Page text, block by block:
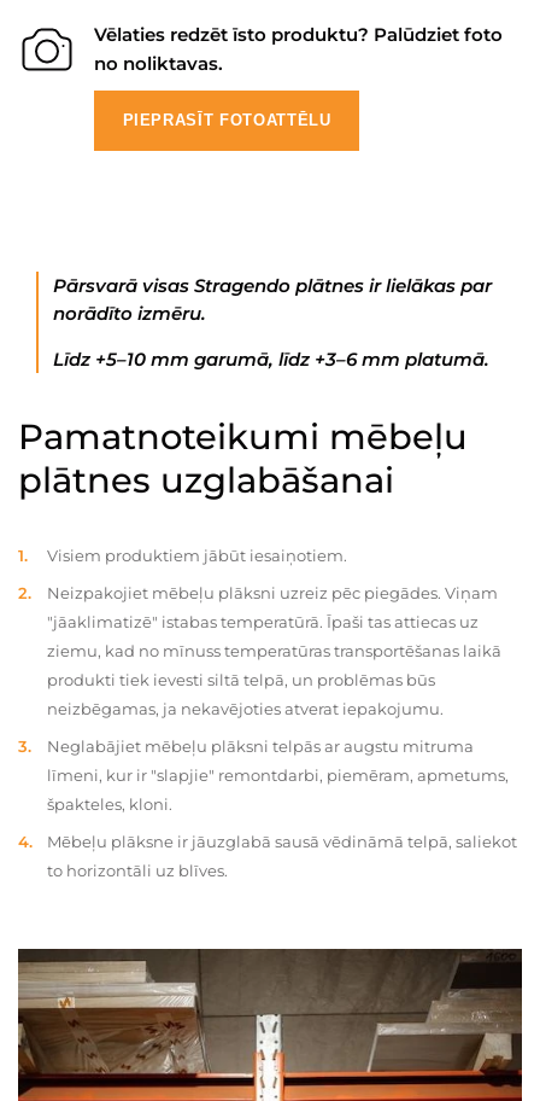
Vēlaties redzēt īsto produktu? Palūdziet foto
no noliktavas.
PIEPRASĪT FOTOATTĒLU
Pārsvarā visas Stragendo plātnes ir lielākas par
norādīto izmēru.
Līdz +5–10 mm garumā, līdz +3–6 mm platumā.
Pamatnoteikumi mēbeļu
plātnes uzglabāšanai
Visiem produktiem jābūt iesaiņotiem.
Neizpakojiet mēbeļu plāksni uzreiz pēc piegādes. Viņam
"jāaklimatizē" istabas temperatūrā. Īpaši tas attiecas uz
ziemu, kad no mīnuss temperatūras transportēšanas laikā
produkti tiek ievesti siltā telpā, un problēmas būs
neizbēgamas, ja nekavējoties atverat iepakojumu.
Neglabājiet mēbeļu plāksni telpās ar augstu mitruma
līmeni, kur ir "slapjie" remontdarbi, piemēram, apmetums,
špakteles, kloni.
Mēbeļu plāksne ir jāuzglabā sausā vēdināmā telpā, saliekot
to horizontāli uz blīves.